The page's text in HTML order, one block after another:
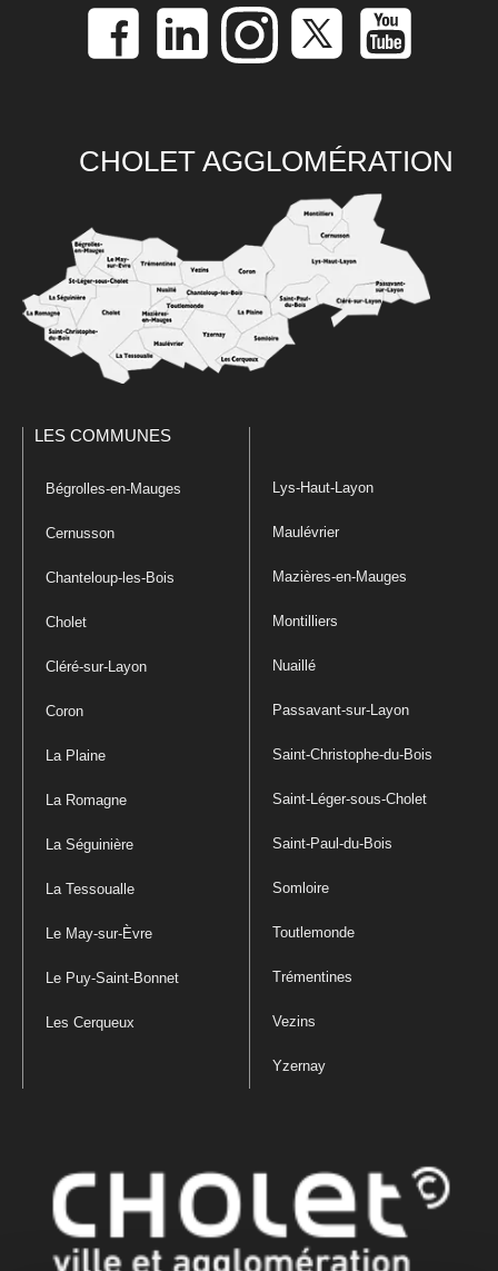
CHOLET AGGLOMÉRATION
LES COMMUNES
Bégrolles-en-Mauges
Cernusson
Chanteloup-les-Bois
Cholet
Cléré-sur-Layon
Coron
La Plaine
La Romagne
La Séguinière
La Tessoualle
Le May-sur-Èvre
Le Puy-Saint-Bonnet
Les Cerqueux
Lys-Haut-Layon
Maulévrier
Mazières-en-Mauges
Montilliers
Nuaillé
Passavant-sur-Layon
Saint-Christophe-du-Bois
Saint-Léger-sous-Cholet
Saint-Paul-du-Bois
Somloire
Toutlemonde
Trémentines
Vezins
Yzernay